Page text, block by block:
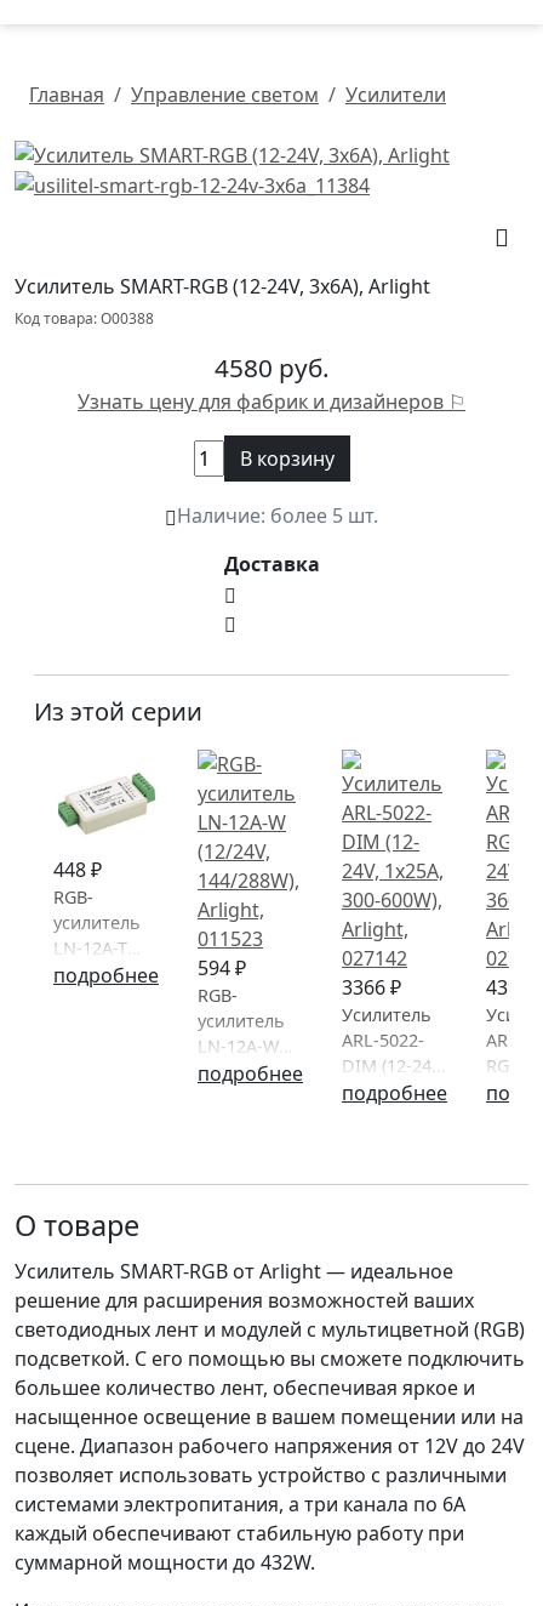
Главная Управление светом Усилители
Усилитель SMART-RGB (12-24V, 3x6A), Arlight
Код товара: О00388
4580 руб.
Узнать цену для фабрик и дизайнеров ⚐
В корзину
Наличие: более 5 шт.
Доставка
Из этой серии
448 ₽
RGB-
усилитель
LN-12A-T
(12/24V,
подробнее 594 ₽
RGB-
усилитель
LN-12A-W
(12/24V,
подробнее
3366 ₽
Усилитель
ARL-5022-
DIM (12-24V,
1x25A, 300-
подробнее
4398
ARL-
RGB
О товаре
Усилитель SMART-RGB от Arlight — идеальное
решение для расширения возможностей ваших
светодиодных лент и модулей с мультицветной (RGB)
подсветкой. С его помощью вы сможете подключить
большее количество лент, обеспечивая яркое и
насыщенное освещение в вашем помещении или на
сцене. Диапазон рабочего напряжения от 12V до 24V
позволяет использовать устройство с различными
системами электропитания, а три канала по 6A
каждый обеспечивают стабильную работу при
суммарной мощности до 432W.